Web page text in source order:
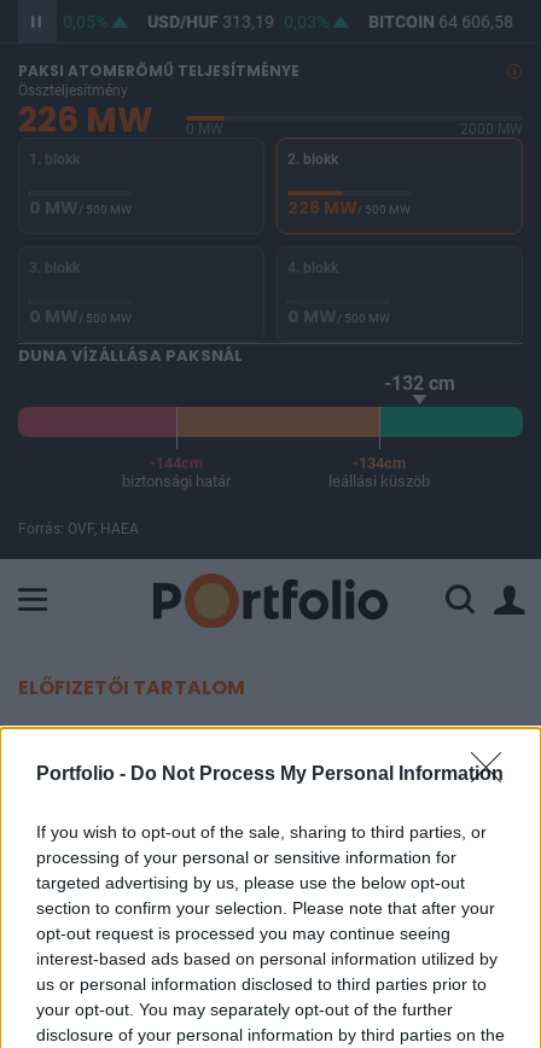
Portfolio - Do Not Process My Personal Information
If you wish to opt-out of the sale, sharing to third parties, or
processing of your personal or sensitive information for
targeted advertising by us, please use the below opt-out
section to confirm your selection. Please note that after your
opt-out request is processed you may continue seeing
interest-based ads based on personal information utilized by
us or personal information disclosed to third parties prior to
your opt-out. You may separately opt-out of the further
disclosure of your personal information by third parties on the
0,05% USD/HUF313,19 0,03% BITCOIN 64 606,58
PAKSI ATOMERŐMŰ TELJESÍTMÉNYE
Összteljesítmény
226 MW 0 MW
2000 MW
1. blokk
0 MW/ 500 MW
2. blokk
226 MW/ 500 MW
3. blokk
0 MW/ 500 MW
4. blokk
0 MW/ 500 MW
DUNA VÍZÁLLÁSA PAKSNÁL
-132 cm
-144cm
biztonsági határ
-134cm
leállási küszöb
Forrás: OVF, HAEA
ELŐFIZETŐI TARTALOM
Alig működik a gyakorlatban az új
szocpol
Portfolio
2012. május 09. 09:59
Egyelőre kevés helyen elérhető az elvben
januártól már ismét élő vissza nem térítendő
lakásépítési támogatás, közismertebb nevén
szocpol - írja a Világgazdaság.